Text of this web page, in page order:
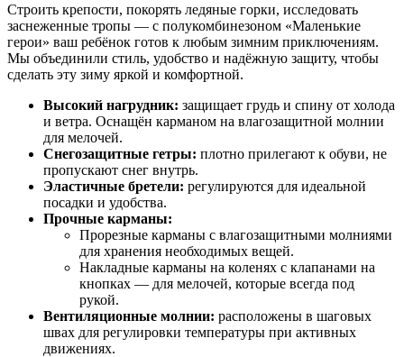
Строить крепости, покорять ледяные горки, исследовать
заснеженные тропы — с полукомбинезоном «Маленькие
герои» ваш ребёнок готов к любым зимним приключениям.
Мы объединили стиль, удобство и надёжную защиту, чтобы
сделать эту зиму яркой и комфортной.
Высокий нагрудник: защищает грудь и спину от холода
и ветра. Оснащён карманом на влагозащитной молнии
для мелочей.
Снегозащитные гетры: плотно прилегают к обуви, не
пропускают снег внутрь.
Эластичные бретели: регулируются для идеальной
посадки и удобства.
Прочные карманы:
Прорезные карманы с влагозащитными молниями
для хранения необходимых вещей.
Накладные карманы на коленях с клапанами на
кнопках — для мелочей, которые всегда под
рукой.
Вентиляционные молнии: расположены в шаговых
швах для регулировки температуры при активных
движениях.